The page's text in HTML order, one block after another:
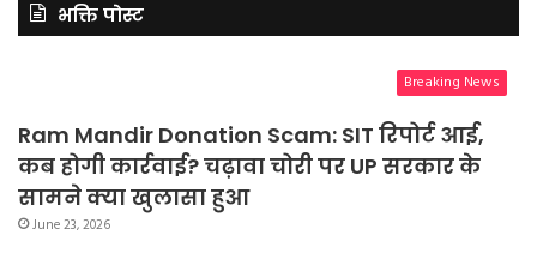
भक्ति पोस्ट
Breaking News
Ram Mandir Donation Scam: SIT रिपोर्ट आई,
कब होगी कार्रवाई? चढ़ावा चोरी पर UP सरकार के
सामने क्या खुलासा हुआ
June 23, 2026